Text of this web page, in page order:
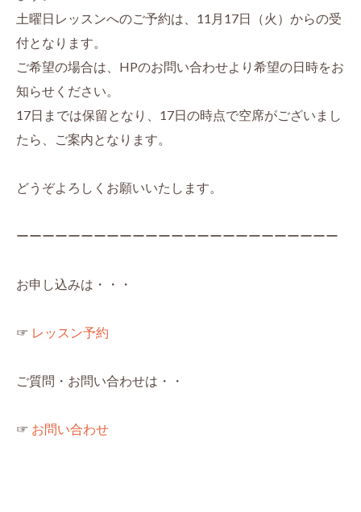
土曜日レッスンへのご予約は、11月17日（火）からの受
付となります。
ご希望の場合は、HPのお問い合わせより希望の日時をお
知らせください。
17日までは保留となり、17日の時点で空席がございまし
たら、ご案内となります。
どうぞよろしくお願いいたします。
ーーーーーーーーーーーーーーーーーーーーーーーーー
お申し込みは・・・
☞ レッスン予約
ご質問・お問い合わせは・・
☞ お問い合わせ